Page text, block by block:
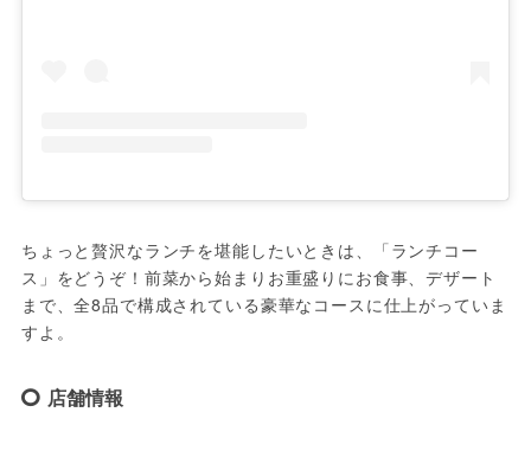
ちょっと贅沢なランチを堪能したいときは、「ランチコー
ス」をどうぞ！前菜から始まりお重盛りにお食事、デザート
まで、全8品で構成されている豪華なコースに仕上がっていま
すよ。
店舗情報